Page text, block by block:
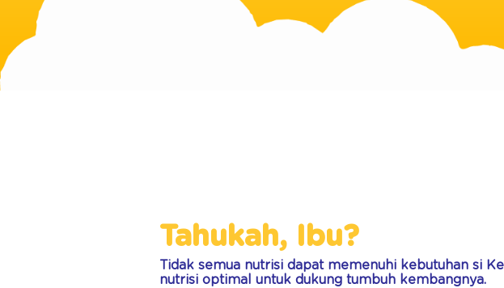
Tahukah, Ibu?
Tidak semua nutrisi dapat memenuhi kebutuhan si
nutrisi optimal untuk dukung tumbuh kembangnya.